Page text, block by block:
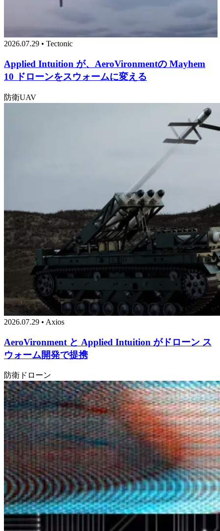
2026.07.29 • Tectonic
Applied Intuition が、AeroVironmentの Mayhem
10 ドローンをスウォームに変える
防衛UAV
2026.07.29 • Axios
AeroVironment と Applied Intuition がドローン ス
ウォーム開発で提携
防衛 ドローン